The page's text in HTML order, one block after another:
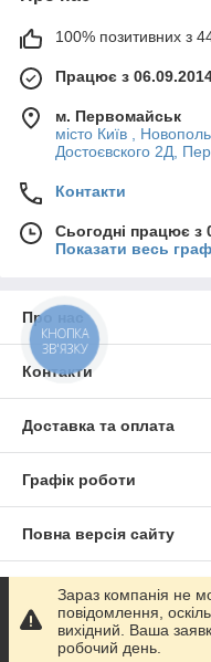
100% позитивних з 44
Працює з
м. Первомайськ
місто Київ ,
Достоєвского 2Д,
Контакти
Сьогодні працює з
Показати весь
Про нас
Контакти
Доставка та оплата
Графік роботи
Повна версія сайту
Сайт створено на
Політика
Зараз компанія не
повідомлення,
вихідний. Ваша
робочий день.
КНОПКА
ЗВ'ЯЗКУ